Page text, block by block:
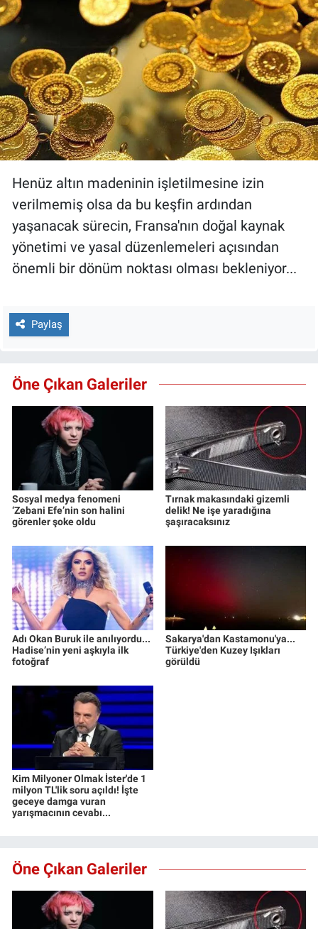
Henüz altın madeninin işletilmesine izin
verilmemiş olsa da bu keşfin ardından
yaşanacak sürecin, Fransa'nın doğal kaynak
yönetimi ve yasal düzenlemeleri açısından
önemli bir dönüm noktası olması bekleniyor...
Paylaş
Öne Çıkan Galeriler
Sosyal medya fenomeni
‘Zebani Efe’nin son halini
görenler şoke oldu
Tırnak makasındaki gizemli
delik! Ne işe yaradığına
şaşıracaksınız
Adı Okan Buruk ile anılıyordu...
Hadise’nin yeni aşkıyla ilk
fotoğraf
Sakarya'dan Kastamonu'ya...
Türkiye'den Kuzey Işıkları
görüldü
Kim Milyoner Olmak İster'de 1
milyon TL'lik soru açıldı! İşte
geceye damga vuran
yarışmacının cevabı...
Öne Çıkan Galeriler